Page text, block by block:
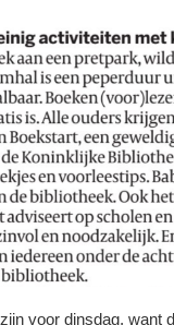
voor dinsdag, want